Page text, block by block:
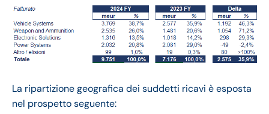
La ripartizione geografica dei suddetti ricavi è esposta
nel prospetto seguente: